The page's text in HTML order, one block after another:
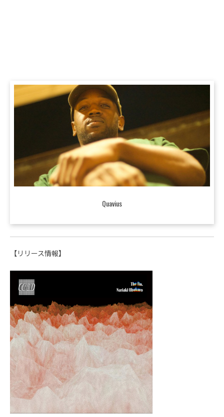
Quavius
【リリース情報】